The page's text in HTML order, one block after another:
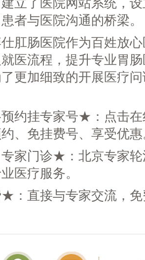
立了医院网站系统，
者与医院沟通的桥梁。
肠医院作为百姓放心
医流程，提升专业胃
更加细致的开展医疗
挂专家号★：点击在
、免挂费号、享受优
门诊★：北京专家轮
医疗服务。
直接与专家交流，免